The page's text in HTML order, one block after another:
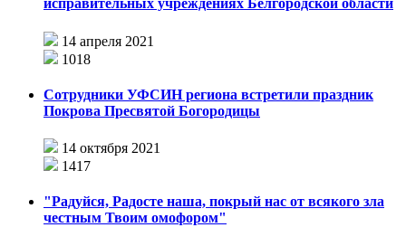
исправительных учреждениях Белгородской области
14 апреля 2021
1018
Сотрудники УФСИН региона встретили праздник
Покрова Пресвятой Богородицы
14 октября 2021
1417
"Радуйся, Радосте наша, покрый нас от всякого зла
честным Твоим омофором"